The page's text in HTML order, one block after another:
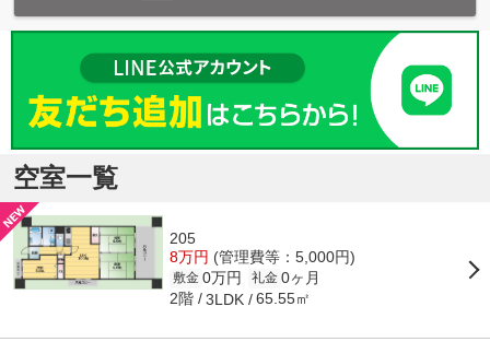
空室一覧
205
8万円 (管理費等：5,000円)
敷金 0万円 礼金 0ヶ月
2階 3LDK 65.55㎡